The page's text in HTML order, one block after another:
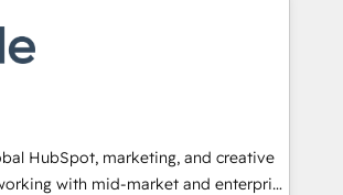
portal with Advanced Website and
using our in-house "HubScrub" Tool.
and internal team you need to
buyers, close deals faster, and grow
You’ll learn how to: •
organize your HubSpot portal •
team fully using HubSpot • Track
across the entire buyer journey
HubSpot, marketing, and creative
with mid-market and enterprise